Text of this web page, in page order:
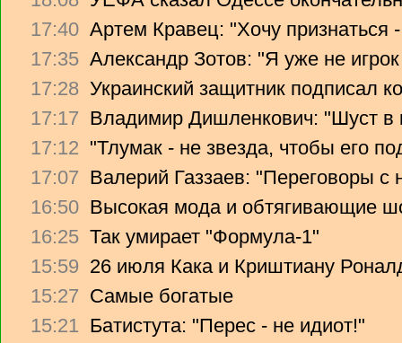
17:40 Артем Кравец: "Хочу признаться
17:35 Александр Зотов: "Я уже не
17:28 Украинский защитник подписал
17:17 Владимир Дишленкович: "Шуст в
17:12 "Тлумак - не звезда, чтобы его
17:07 Валерий Газзаев: "Переговоры с
16:50 Высокая мода и обтягивающие
16:25 Так умирает "Формула-1"
15:59 26 июля Кака и Криштиану
15:27 Самые богатые
15:21 Батистута: "Перес - не идиот!"